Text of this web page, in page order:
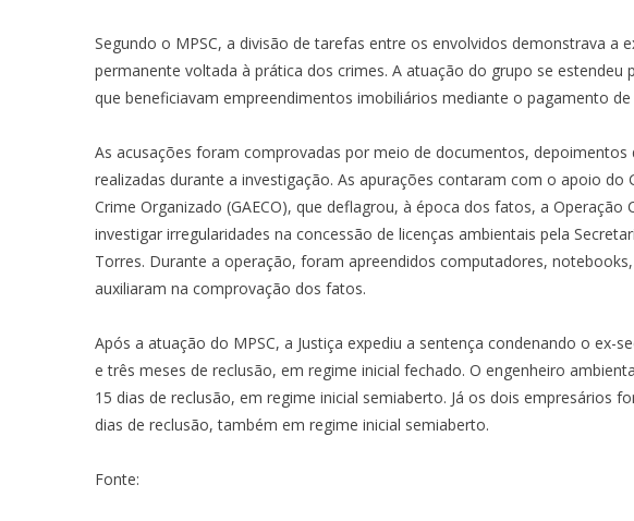
Segundo o MPSC, a divisão de tarefas entre os envolvidos demonstrava a
permanente voltada à prática dos crimes. A atuação do grupo se
que beneficiavam empreendimentos imobiliários mediante o pagamento de
As acusações foram comprovadas por meio de documentos,
realizadas durante a investigação. As apurações contaram com o apoio do
Crime Organizado (GAECO), que deflagrou, à época dos fatos, a
investigar irregularidades na concessão de licenças ambientais pela
Torres. Durante a operação, foram apreendidos computadores,
auxiliaram na comprovação dos fatos.
Após a atuação do MPSC, a Justiça expediu a sentença condenando o ex-
e três meses de reclusão, em regime inicial fechado. O engenheiro
15 dias de reclusão, em regime inicial semiaberto. Já os dois empresários
dias de reclusão, também em regime inicial semiaberto.
Fonte: